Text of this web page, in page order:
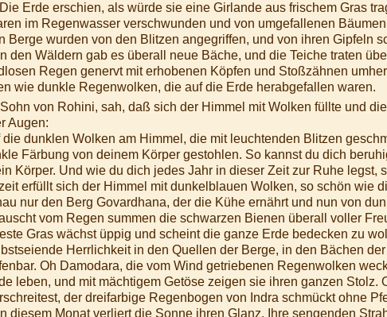
Erde erschien, als würde sie eine Girlande aus frischem Gras
im Regenwasser verschwunden und von umgefallenen
Berge wurden von den Blitzen angegriffen, und von ihren Gipfeln
den Wäldern gab es überall neue Bäche, und die Teiche traten
Regen genervt mit erhobenen Köpfen und Stoßzähnen
wie dunkle Regenwolken, die auf die Erde herabgefallen waren.
von Rohini, sah, daß sich der Himmel mit Wolken füllte und
Augen:
dunklen Wolken am Himmel, die mit leuchtenden Blitzen
Färbung von deinem Körper gestohlen. So kannst du dich
Körper. Und wie du dich jedes Jahr in dieser Zeit zur Ruhe legst,
erfüllt sich der Himmel mit dunkelblauen Wolken, so schön wie
nur den Berg Govardhana, der die Kühe ernährt und nun von
vom Regen summen die schwarzen Bienen überall voller
Gras wächst üppig und scheint die ganze Erde bedecken zu
Herrlichkeit in den Quellen der Berge, in den Bächen
Oh Damodara, die vom Wind getriebenen Regenwolken
leben, und mit mächtigem Getöse zeigen sie ihren ganzen Stolz.
der dreifarbige Regenbogen von Indra schmückt ohne
diesem Monat verliert die Sonne ihren Glanz. Ihre sengenden